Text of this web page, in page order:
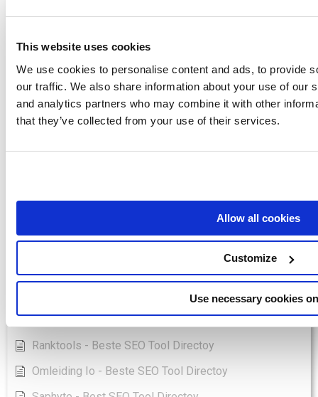
This website uses cookies
We use cookies to personalise content and ads, to provide
our traffic. We also share information about your use of our
and analytics partners who may combine it with other
that they’ve collected from your use of their services.
Allow all cookies
Customize
Use necessary cookies
Hoeveel moet SEO kosten?
Hoeveel moet SEO kosten?
Hoe Trefwoorden Toevoegen In Seo Yoast
Toon alle artikelen( 96 )
SEO-Tools
Keyword Hero - Beste SEO Hulpmiddel Directoy
Labrika - Beste SEO Tool Directoy
Marketingtracer - Beste SEO Tool Directoy
Pulno - Best SEO Tool Directoy
Ranktools - Beste SEO Tool Directoy
Omleiding Io - Beste SEO Tool Directoy